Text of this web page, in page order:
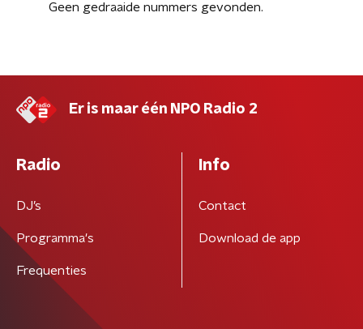
Geen gedraaide nummers gevonden.
Er is maar één NPO Radio 2
Radio
DJ’s
Programma's
Frequenties
Info
Contact
Download de app